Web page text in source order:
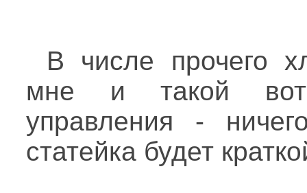
В числе прочего
мне и такой вот
управления -
статейка будет